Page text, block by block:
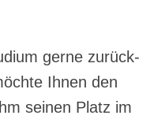
ger­ne zurück­
Ihnen den
sei­nen Platz im